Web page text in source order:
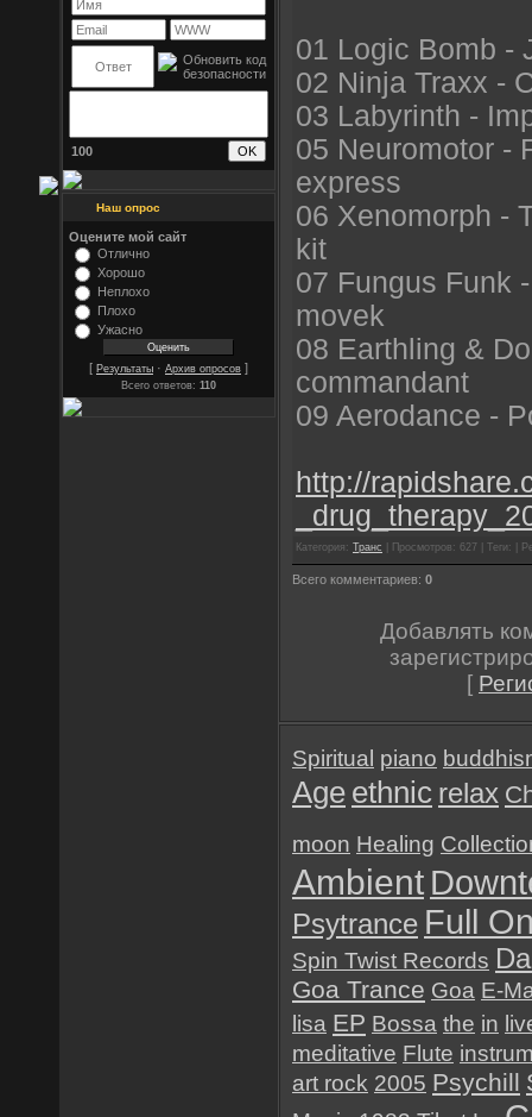
100
Наш опрос
Оцените мой сайт
Отлично
Хорошо
Неплохо
Плохо
Ужасно
[ Результаты · Архив опросов ]
Всего ответов: 110
01 Logic Bomb -
02 Ninja Traxx -
03 Labyrinth -
05 Neuromotor -
express
06 Xenomorph -
kit
07 Fungus Funk
movek
08 Earthling &
commandant
09 Aerodance -
http://
Категория: Транс | Просмотров: 627 | Теги: |
Всего комментариев: 0
Добавлять
[
Spiritual piano
Age ethnic relax
moon Healing
Ambient
Psytrance Full
Spin Twist Records
Goa Trance Goa E-
lisa EP Bossa the in
meditative Flute
art rock 2005 Psychill